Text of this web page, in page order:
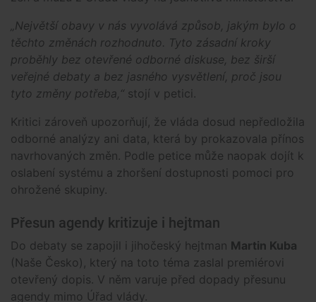
„Největší obavy v nás vyvolává způsob, jakým bylo o
těchto změnách rozhodnuto. Tyto zásadní kroky
proběhly bez otevřené odborné diskuse, bez širší
veřejné debaty a bez jasného vysvětlení, proč jsou
tyto změny potřeba,“ stojí v petici.
Kritici zároveň upozorňují, že vláda dosud nepředložila
odborné analýzy ani data, která by prokazovala přínos
navrhovaných změn. Podle petice může naopak dojít k
oslabení systému a zhoršení dostupnosti pomoci pro
ohrožené skupiny.
Přesun agendy kritizuje i hejtman
Do debaty se zapojil i jihočeský hejtman Martin Kuba
(Naše Česko), který na toto téma zaslal premiérovi
otevřený dopis. V něm varuje před dopady přesunu
agendy mimo Úřad vlády.